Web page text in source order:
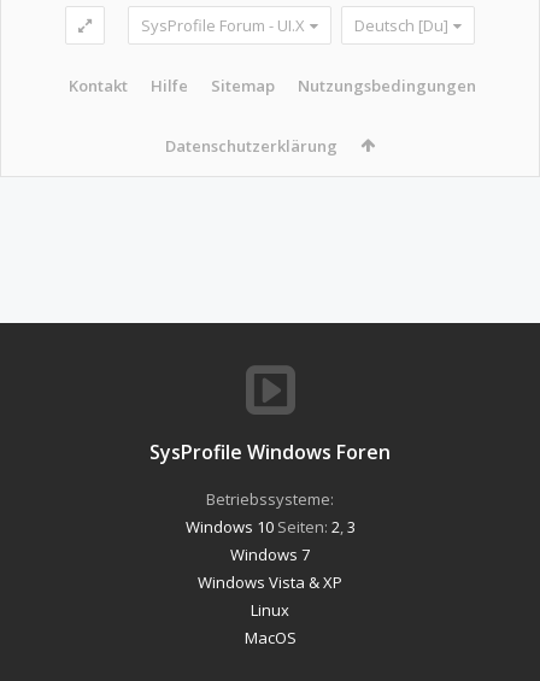
SysProfile Forum - UI.X Deutsch [Du]
Kontakt Hilfe Sitemap Nutzungsbedingungen
Datenschutzerklärung
SysProfile Windows Foren
Betriebssysteme:
Windows 10Seiten: 2 3
Windows 7
Windows Vista & XP
Linux
MacOS